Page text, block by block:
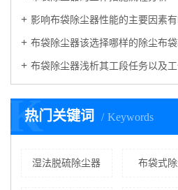
影响布袋除尘器性能的主要因素有
布袋除尘器该选择哪样的除尘布袋较为合
布袋除尘器浅析其工段任务以及
热门关键词 Keywords
K
湿法脱硫除尘器 布袋式